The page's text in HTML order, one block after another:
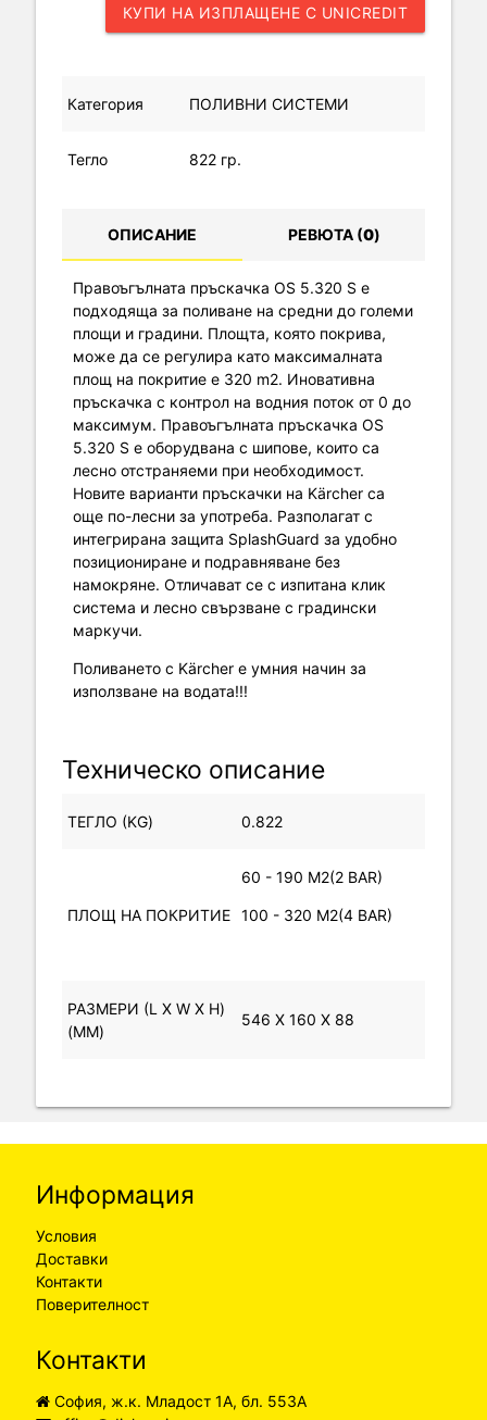
КУПИ НА ИЗПЛАЩЕНЕ С UNICREDIT
Категория ПОЛИВНИ СИСТЕМИ
Тегло 822 гр.
ОПИСАНИЕ РЕВЮТА (0)
Правоъгълната пръскачка OS 5.320 S е
подходяща за поливане на средни до големи
площи и градини. Площта, която покрива,
може да се регулира като максималната
площ на покритие е 320 m2. Иновативна
пръскачка с контрол на водния поток от 0 до
максимум. Правоъгълната пръскачка OS
5.320 S е оборудвана с шипове, които са
лесно отстраняеми при необходимост.
Новите варианти пръскачки на Kärcher са
още по-лесни за употреба. Разполагат с
интегрирана защита SplashGuard за удобно
позициониране и подравняване без
намокряне. Отличават се с изпитана клик
система и лесно свързване с градински
маркучи.
Поливането с Kärcher е умния начин за
използване на водата!!!
Техническо описание
ТЕГЛО (KG) 0.822
ПЛОЩ НА ПОКРИТИЕ
60 - 190 M2(2 BAR)
100 - 320 M2(4 BAR)
РАЗМЕРИ (L X W X H)
(MM)
546 X 160 X 88
Информация
Условия
Доставки
Контакти
Поверителност
Контакти
София, ж.к. Младост 1А, бл. 553А